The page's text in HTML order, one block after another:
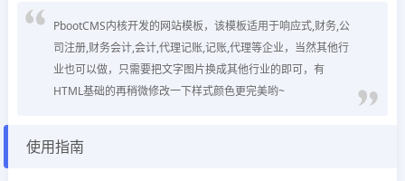
PbootCMS内核开发的网站模板，该模板适用于响应式,财务,公
司注册,财务会计,会计,代理记账,记账,代理等企业，当然其他行
业也可以做，只需要把文字图片换成其他行业的即可，有
HTML基础的再稍微修改一下样式颜色更完美哟~
使用指南